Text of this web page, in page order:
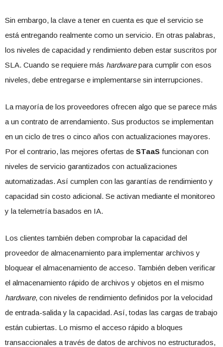
Sin embargo, la clave a tener en cuenta es que el servicio se
está entregando realmente como un servicio. En otras palabras,
los niveles de capacidad y rendimiento deben estar suscritos por
SLA. Cuando se requiere más hardwarepara cumplir con esos
niveles, debe entregarse e implementarse sin interrupciones.
La mayoría de los proveedores ofrecen algo que se parece más
a un contrato de arrendamiento. Sus productos se implementan
en un ciclo de tres o cinco años con actualizaciones mayores.
Por el contrario, las mejores ofertas de STaaS funcionan con
niveles de servicio garantizados con actualizaciones
automatizadas. Así cumplen con las garantías de rendimiento y
capacidad sin costo adicional. Se activan mediante el monitoreo
y la telemetría basados en IA.
Los clientes también deben comprobar la capacidad del
proveedor de almacenamiento para implementar archivos y
bloquear el almacenamiento de acceso. También deben verificar
el almacenamiento rápido de archivos y objetos en el mismo
hardware, con niveles de rendimiento definidos por la velocidad
de entrada-salida y la capacidad. Así, todas las cargas de trabajo
están cubiertas. Lo mismo el acceso rápido a bloques
transaccionales a través de datos de archivos no estructurados,